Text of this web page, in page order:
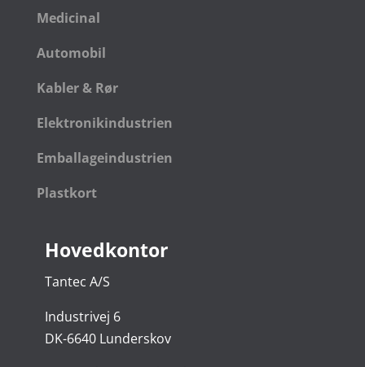
Medicinal
Automobil
Kabler & Rør
Elektronikindustrien
Emballageindustrien
Plastkort
Hovedkontor
Tantec A/S
Industrivej 6
DK-6640 Lunderskov